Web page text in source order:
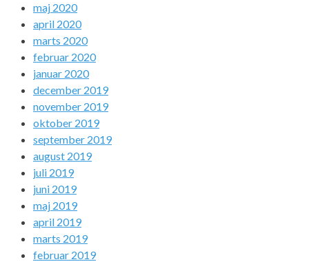
maj 2020
april 2020
marts 2020
februar 2020
januar 2020
december 2019
november 2019
oktober 2019
september 2019
august 2019
juli 2019
juni 2019
maj 2019
april 2019
marts 2019
februar 2019